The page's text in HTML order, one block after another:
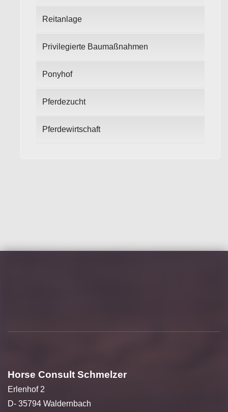
Reitanlage
Privilegierte Baumaßnahmen
Ponyhof
Pferdezucht
Pferdewirtschaft
Horse Consult Schmelzer
Erlenhof 2
D- 35794 Waldernbach